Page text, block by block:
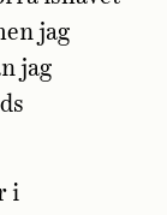
jag
jag
i